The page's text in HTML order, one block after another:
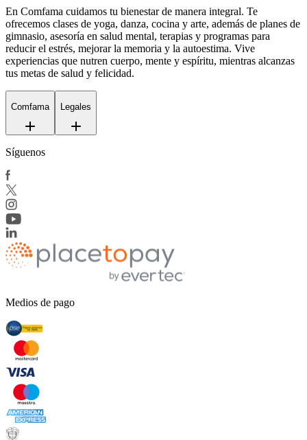
En Comfama cuidamos tu bienestar de manera integral. Te
ofrecemos clases de yoga, danza, cocina y arte, además de planes de
gimnasio, asesoría en salud mental, terapias y programas para
reducir el estrés, mejorar la memoria y la autoestima. Vive
experiencias que nutren cuerpo, mente y espíritu, mientras alcanzas
tus metas de salud y felicidad.
Comfama Legales
Síguenos
Medios de pago